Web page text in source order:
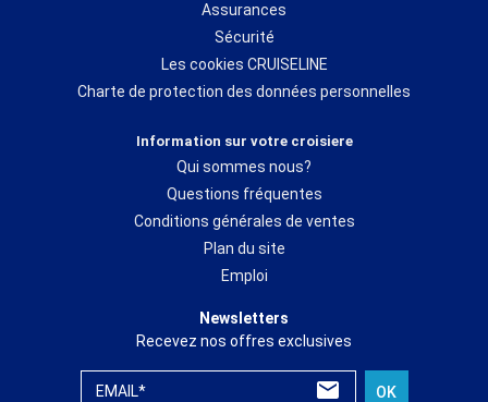
Assurances
Sécurité
Les cookies CRUISELINE
Charte de protection des données personnelles
Information sur votre croisiere
Qui sommes nous?
Questions fréquentes
Conditions générales de ventes
Plan du site
Emploi
Newsletters
Recevez nos offres exclusives
EMAIL* OK